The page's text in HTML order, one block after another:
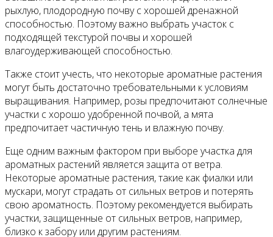
рыхлую, плодородную почву с хорошей дренажной
способностью. Поэтому важно выбрать участок с
подходящей текстурой почвы и хорошей
влагоудерживающей способностью.
Также стоит учесть, что некоторые ароматные растения
могут быть достаточно требовательными к условиям
выращивания. Например, розы предпочитают солнечные
участки с хорошо удобренной почвой, а мята
предпочитает частичную тень и влажную почву.
Еще одним важным фактором при выборе участка для
ароматных растений является защита от ветра.
Некоторые ароматные растения, такие как фиалки или
мускари, могут страдать от сильных ветров и потерять
свою ароматность. Поэтому рекомендуется выбирать
участки, защищенные от сильных ветров, например,
близко к забору или другим растениям.